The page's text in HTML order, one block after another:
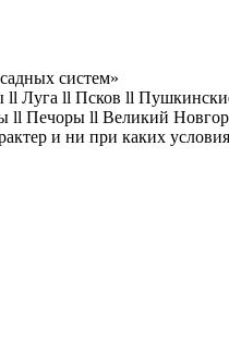
систем»
Луга ll Псков ll
ll Печоры ll Великий
и ни при каких